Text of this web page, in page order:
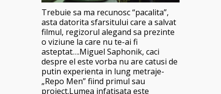
Trebuie sa ma recunosc “pacalita”,
asta datorita sfarsitului care a salvat
filmul, regizorul alegand sa prezinte
o viziune la care nu te-ai fi
asteptat….Miguel Saphonik, caci
despre el este vorba nu are catusi de
putin experienta in lung metraje-
„Repo Men” fiind primul sau
proiect.Lumea infatisata este